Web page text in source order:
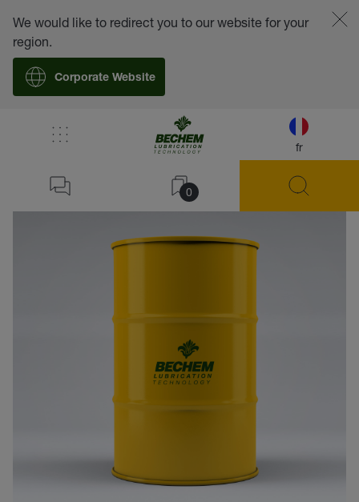
fr
0
We would like to redirect you to our website for your
region.
Corporate Website